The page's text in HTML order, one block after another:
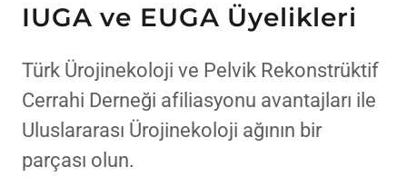
IUGA ve EUGA Üyelikleri
Türk Ürojinekoloji ve Pelvik Rekonstrüktif
Cerrahi Derneği afiliasyonu avantajları ile
Uluslararası Ürojinekoloji ağının bir
parçası olun.